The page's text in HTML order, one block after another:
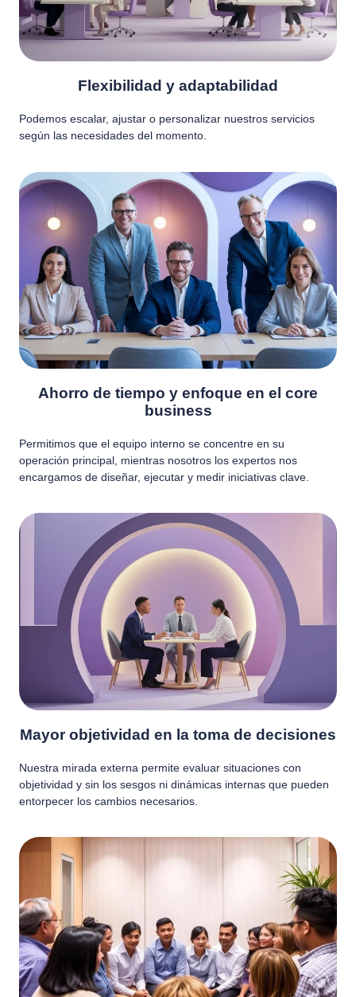
Flexibilidad y adaptabilidad
Podemos escalar, ajustar o personalizar nuestros servicios
según las necesidades del momento.
Ahorro de tiempo y enfoque en el core
business
Permitimos que el equipo interno se concentre en su
operación principal, mientras nosotros los expertos nos
encargamos de diseñar, ejecutar y medir iniciativas clave.
Mayor objetividad en la toma de decisiones
Nuestra mirada externa permite evaluar situaciones con
objetividad y sin los sesgos ni dinámicas internas que pueden
entorpecer los cambios necesarios.